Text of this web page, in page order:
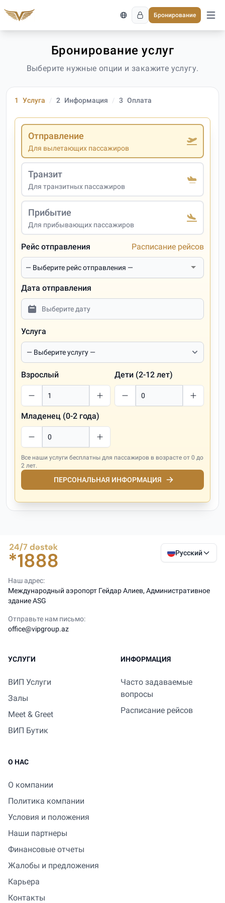
Бронирование
Бронирование услуг
Выберите нужные опции и закажите услугу.
1 Услуга 2 Информация 3 Оплата
Отправление
Для вылетающих пассажиров
Транзит
Для транзитных пассажиров
Прибытие
Для прибывающих пассажиров
Рейс отправления Расписание рейсов
Дата отправления
Услуга
Взрослый Дети (2-12 лет)
Младенец (0-2 года)
Все наши услуги бесплатны для пассажиров в возрасте от 0 до
2 лет.
ПЕРСОНАЛЬНАЯ ИНФОРМАЦИЯ
Русский
Наш адрес:
Международный аэропорт Гейдар Алиев, Административное
здание ASG
Отправьте нам письмо:
office@vipgroup.az
УСЛУГИ
ВИП Услуги
Залы
Meet & Greet
ВИП Бутик
ИНФОРМАЦИЯ
Часто задаваемые
вопросы
Расписание рейсов
О НАС
О компании
Политика компании
Условия и положения
Наши партнеры
Финансовые отчеты
Жалобы и предложения
Карьера
Контакты